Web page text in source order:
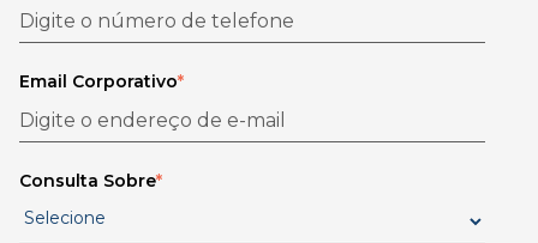
Email Corporativo*
Consulta Sobre*